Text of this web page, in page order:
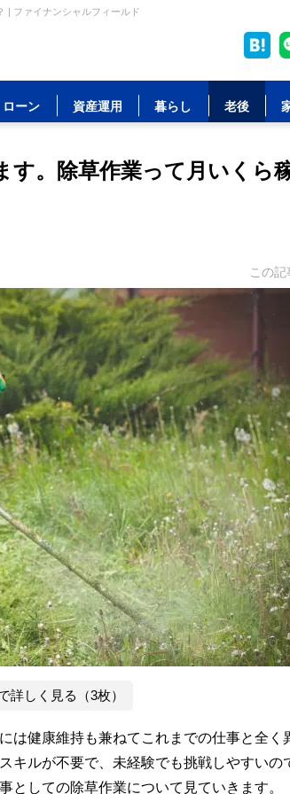
| ファイナンシャルフィールド
ローン 資産運用 暮らし 老後
す。除草作業って月いくら
この記
詳しく見る（3枚）
は健康維持も兼ねてこれまでの仕事と全く
キルが不要で、未経験でも挑戦しやすいの
としての除草作業について見ていきます。